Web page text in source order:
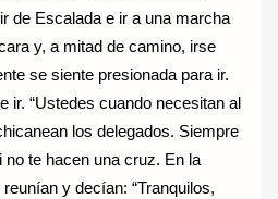
de Escalada e ir a una marcha
y, a mitad de camino, irse
se siente presionada para ir.
ir. “Ustedes cuando necesitan al
los delegados. Siempre
te hacen una cruz. En la
y decían: “Tranquilos,